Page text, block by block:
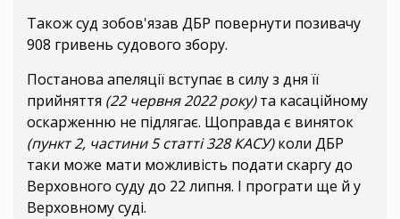
Також суд зобов'язав ДБР повернути позивачу
908 гривень судового збору.
Постанова апеляції вступає в силу з дня її
прийняття (22 червня 2022 року)та касаційному
оскарженню не підлягає. Щоправда є виняток
(пункт 2, частини 5 статті 328 КАСУ)коли ДБР
таки може мати можливість подати скаргу до
Верховного суду до 22 липня. І програти ще й у
Верховному суді.